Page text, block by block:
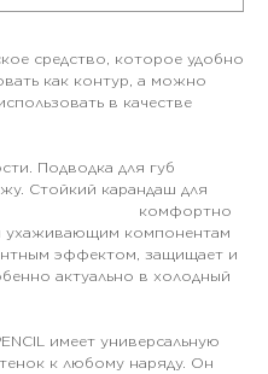
средство, которое удобно
как контур, а можно
в качестве
Подводка для губ
Стойкий карандаш для
ухаживающим компонентам
эффектом, защищает и
актуально в холодный
имеет универсальную
к любому наряду. Он